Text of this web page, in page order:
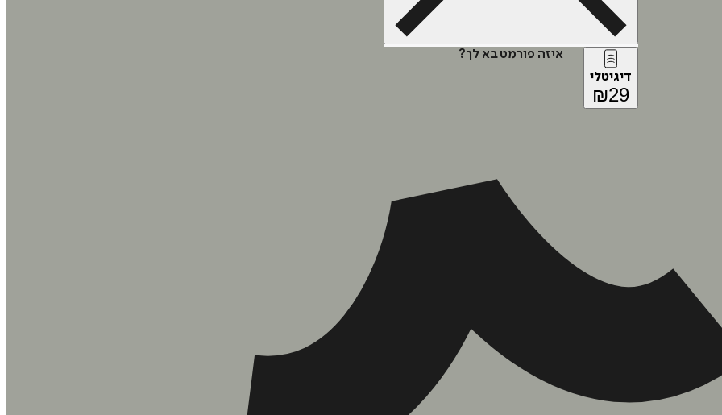
איזה פורמט בא לך?
דיגיטלי
₪29